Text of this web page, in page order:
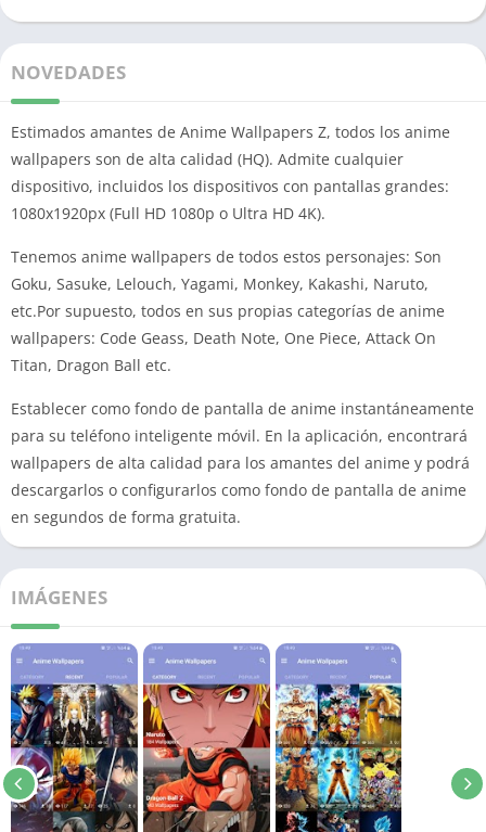
NOVEDADES
Estimados amantes de Anime Wallpapers Z, todos los anime
wallpapers son de alta calidad (HQ). Admite cualquier
dispositivo, incluidos los dispositivos con pantallas grandes:
1080x1920px (Full HD 1080p o Ultra HD 4K).
Tenemos anime wallpapers de todos estos personajes: Son
Goku, Sasuke, Lelouch, Yagami, Monkey, Kakashi, Naruto,
etc.Por supuesto, todos en sus propias categorías de anime
wallpapers: Code Geass, Death Note, One Piece, Attack On
Titan, Dragon Ball etc.
Establecer como fondo de pantalla de anime instantáneamente
para su teléfono inteligente móvil. En la aplicación, encontrará
wallpapers de alta calidad para los amantes del anime y podrá
descargarlos o configurarlos como fondo de pantalla de anime
en segundos de forma gratuita.
IMÁGENES